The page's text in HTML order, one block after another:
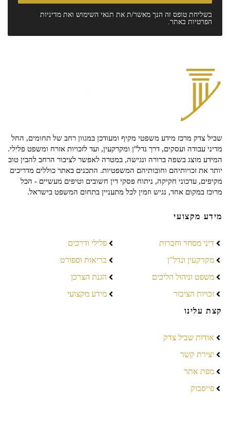
בשליחת טופס זה הנך מאשר/ת את תנאי השימוש ואת מדיניות
הפרטיות באתר.
שביל צדק מרכז מידע משפטי מקיף ומעודכן במגוון רחב של תחומים, החל
מדיני עבודה ועסקים, דרך נדל"ן ומקרקעין, ועד לזכויות אזרח ומשפט פלילי.
המידע מוצג בשפה ברורה ונגישה, במטרה לאפשר לציבור הרחב להבין טוב
יותר את זכויותיהם וחובותיהם המשפטיות. התכנים באתר כוללים מדריכים
מקיפים, עדכוני חקיקה, ניתוח פסקי דין חשובים וטיפים מעשיים - הכל
מרוכז במקום אחד, נגיש וזמין לכל מתעניין בתחום המשפט בישראל.
מידע מקצועי
דיני מסחר וחברות
מקרקעין ונדל"ן
משפט וניהול הליכים
זכויות הציבור
פלילי ודרכים
בריאות וספורט
הגנת הצרכן
מידע מקצועי
קצת עלינו
אודות שביל צדק
יצירת קשר
מפת אתר
פייסבוק